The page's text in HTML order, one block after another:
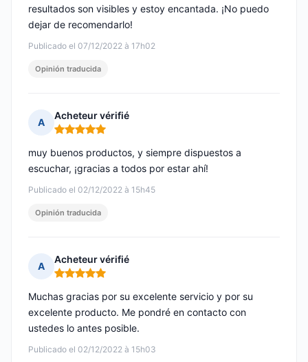
Publicado el 07/12/2022 à 17h02
resultados son visibles y estoy encantada. ¡No puedo
dejar de recomendarlo!
Opinión traducida
A
Acheteur vérifié
Nota: 5 de 5
Publicado el 02/12/2022 à 15h45
muy buenos productos, y siempre dispuestos a
escuchar, ¡gracias a todos por estar ahí!
Opinión traducida
A
Acheteur vérifié
Nota: 5 de 5
Publicado el 02/12/2022 à 15h03
Muchas gracias por su excelente servicio y por su
excelente producto. Me pondré en contacto con
ustedes lo antes posible.